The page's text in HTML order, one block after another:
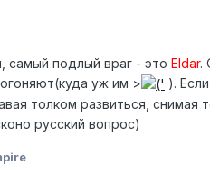
самый подлый враг - это Eldar.
уж им >
).
толком развиться, снимая
русский вопрос)